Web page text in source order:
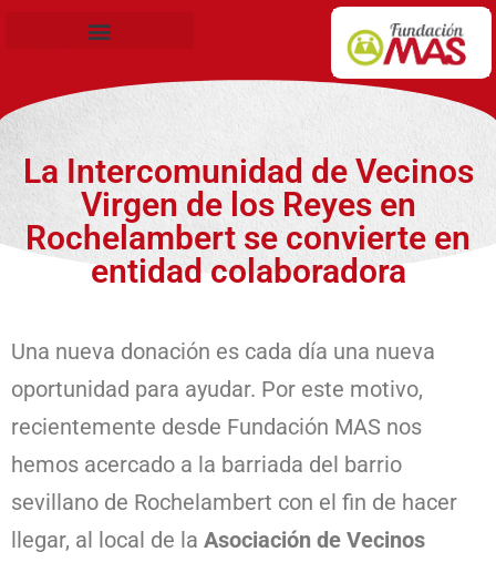
La Intercomunidad de Vecinos
Virgen de los Reyes en
Rochelambert se convierte en
entidad colaboradora
Una nueva donación es cada día una nueva
oportunidad para ayudar. Por este motivo,
recientemente desde Fundación MAS nos
hemos acercado a la barriada del barrio
sevillano de Rochelambert con el fin de hacer
llegar, al local de la Asociación de Vecinos